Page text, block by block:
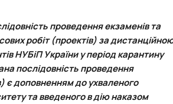
проведення екзаменів та
робіт (проектів) за
НУБіП України у період карантину
послідовність проведення
є доповненням до ухваленого
та введеного в дію наказом